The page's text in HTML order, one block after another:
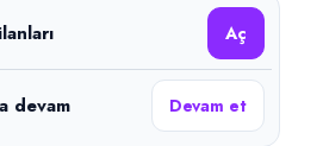
Tüm hakları saklıdır.
Aç
devam Devam et